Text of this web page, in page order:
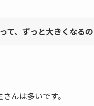
て、ずっと大きくなる
んは多いです。